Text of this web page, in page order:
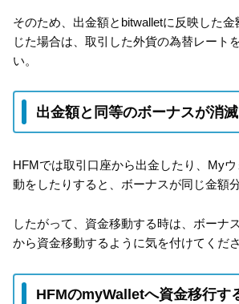
そのため、出金額とbitwalletに反映した
じた場合は、取引した外貨の為替レート
い。
出金額と同等のボーナスが消滅
HFMでは取引口座から出金したり、My
動をしたりすると、ボーナスが同じ金額
したがって、資金移動する時は、ボーナ
から資金移動するように気を付けてくださ
HFMのmyWalletへ資金移行す